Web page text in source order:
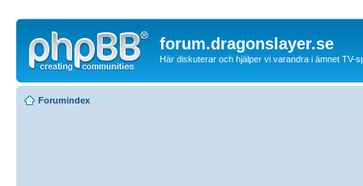
forum.dragonslayer.se
Här diskuterar och hjälper vi varandra i ämnet TV-
Forumindex